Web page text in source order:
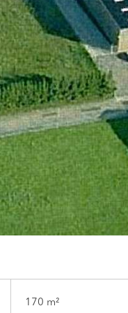
170 m²